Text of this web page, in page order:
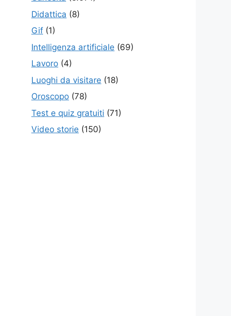
Didattica (8)
Gif (1)
Intelligenza artificiale (69)
Lavoro (4)
Luoghi da visitare (18)
Oroscopo (78)
Test e quiz gratuiti (71)
Video storie (150)